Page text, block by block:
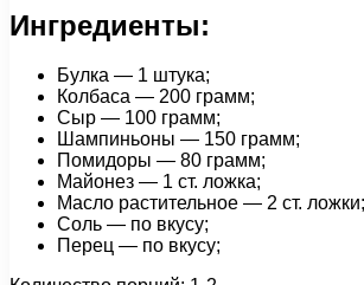
Ингредиенты:
Булка — 1 штука;
Колбаса — 200 грамм;
Сыр — 100 грамм;
Шампиньоны — 150 грамм;
Помидоры — 80 грамм;
Майонез — 1 ст. ложка;
Масло растительное — 2 ст. ложки;
Соль — по вкусу;
Перец — по вкусу;